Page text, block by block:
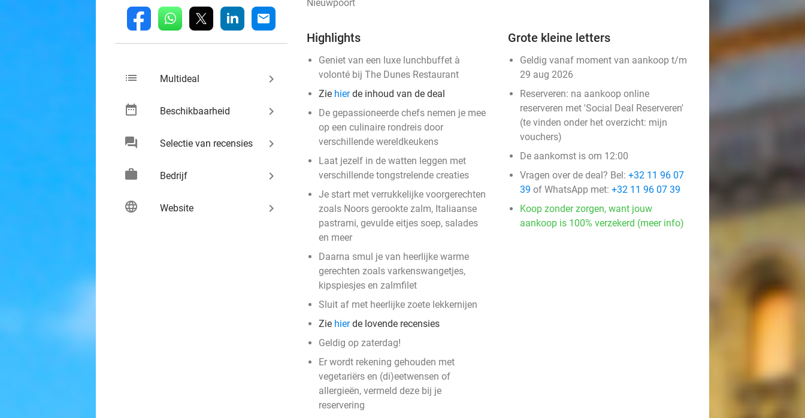
fb whatsapp linkedin mail
list Multideal keyboard_arrow_right
date_range Beschikbaarheid keyboard_arrow_right
chat Selectie van recensies keyboard_arrow_right
work Bedrijf keyboard_arrow_right
language Website keyboard_arrow_right
Nieuwpoort
Highlights
Geniet van een luxe lunchbuffet à
volonté bij The Dunes Restaurant
Zie hierde inhoud van de deal
De gepassioneerde chefs nemen je mee
op een culinaire rondreis door
verschillende wereldkeukens
Laat jezelf in de watten leggen met
verschillende tongstrelende creaties
Je start met verrukkelijke voorgerechten
zoals Noors gerookte zalm, Italiaanse
pastrami, gevulde eitjes soep, salades
en meer
Daarna smul je van heerlijke warme
gerechten zoals varkenswangetjes,
kipspiesjes en zalmfilet
Sluit af met heerlijke zoete lekkernijen
Zie hierde lovende recensies
Geldig op zaterdag!
Er wordt rekening gehouden met
vegetariërs en (di)eetwensen of
allergieën, vermeld deze bij je
reservering
Grote kleine letters
Geldig vanaf moment van aankoop t/m
29 aug 2026
Reserveren: na aankoop online
reserveren met 'Social Deal Reserveren'
(te vinden onder het overzicht: mijn
vouchers)
De aankomst is om 12:00
Vragen over de deal? Bel: +32 11 96 07
39 of WhatsApp met: +32 11 96 07 39
Koop zonder zorgen, want jouw
aankoop is 100% verzekerd (meer info)